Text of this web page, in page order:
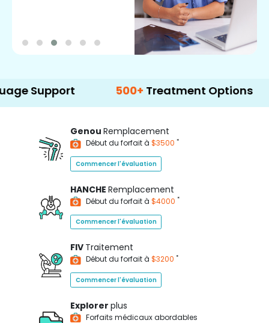
500+ Treatment Options
Genou Remplacement
Début du forfait à $3500 *
Commencer l'évaluation
HANCHE Remplacement
Début du forfait à $4000 *
Commencer l'évaluation
FIV Traitement
Début du forfait à $3200 *
Commencer l'évaluation
Explorer plus
Forfaits médicaux abordables